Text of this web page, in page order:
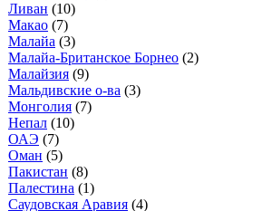
Ливан (10)
Макао (7)
Малайа (3)
Малайа-Британское Борнео (2)
Малайзия (9)
Мальдивские о-ва (3)
Монголия (7)
Непал (10)
ОАЭ (7)
Оман (5)
Пакистан (8)
Палестина (1)
Саудовская Аравия (4)